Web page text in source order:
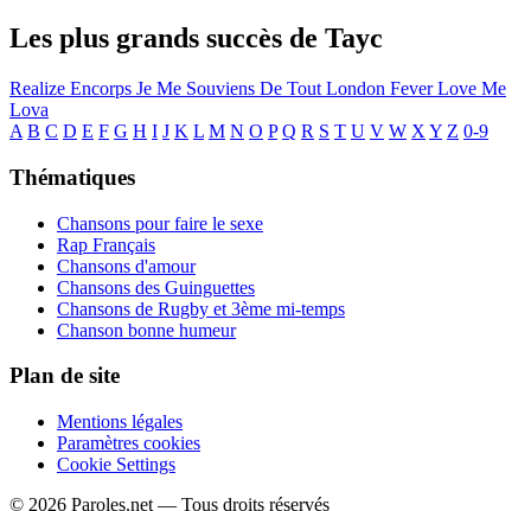
Les plus grands succès de Tayc
Realize Encorps Je Me Souviens De Tout London FeverLove Me
Lova
A B C D E F G H I J K L M N O P Q R S T U V W X Y Z 0-9
Thématiques
Chansons pour faire le sexe
Rap Français
Chansons d'amour
Chansons des Guinguettes
Chansons de Rugby et 3ème mi-temps
Chanson bonne humeur
Plan de site
Mentions légales
Paramètres cookies
Cookie Settings
© 2026 Paroles.net — Tous droits réservés